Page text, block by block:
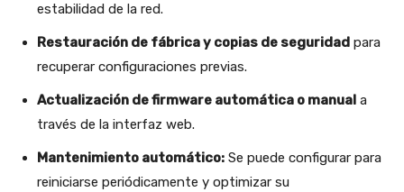
estabilidad de la red.
Restauración de fábrica y copias de seguridad para
recuperar configuraciones previas.
Actualización de firmware automática o manual a
través de la interfaz web.
Mantenimiento automático: Se puede configurar para
reiniciarse periódicamente y optimizar su